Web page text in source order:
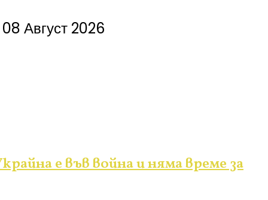
08 Август 2026
е във война и няма време за